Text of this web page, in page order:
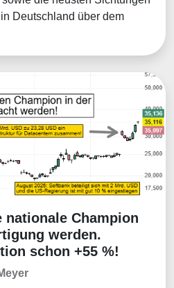
Deutschland über dem
Champion
werden.
schon +55 %!